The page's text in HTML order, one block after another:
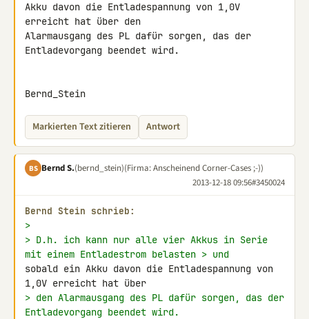
Akku davon die Entladespannung von 1,0V
erreicht hat über den
Alarmausgang des PL dafür sorgen, das der
Entladevorgang beendet wird.
Bernd_Stein
Markierten Text zitieren Antwort
BS Bernd S.(bernd_stein)(Firma: Anscheinend Corner-Cases ;-))
2013-12-18 09:56#3450024
Bernd Stein schrieb:
>
> D.h. ich kann nur alle vier Akkus in Serie
mit einem Entladestrom belasten > und
sobald ein Akku davon die Entladespannung von
> den Alarmausgang des PL dafür sorgen, das der
Entladevorgang beendet wird.